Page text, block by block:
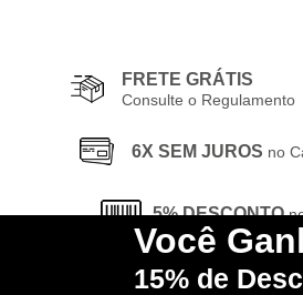
FRETE GRÁTIS
Consulte o Regulamento
6X SEM JUROS no
5% DESCONTO
CONHEÇA
Você
15% de